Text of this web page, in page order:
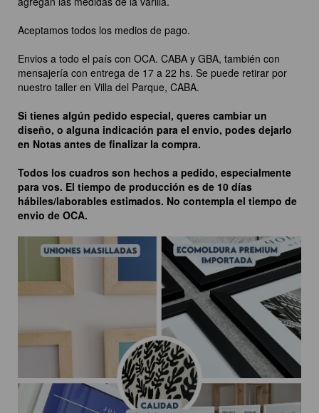
Aceptamos todos los medios de pago.
Envios a todo el país con OCA. CABA y GBA, también con
mensajería con entrega de 17 a 22 hs. Se puede retirar por
nuestro taller en Villa del Parque, CABA.
Si tienes algún pedido especial, queres cambiar un
diseño, o alguna indicación para el envio, podes dejarlo
en Notas antes de finalizar la compra.
Todos los cuadros son hechos a pedido, especialmente
para vos. El tiempo de producción es de 10 días
hábiles/laborables estimados. No contempla el tiempo de
envio de OCA.